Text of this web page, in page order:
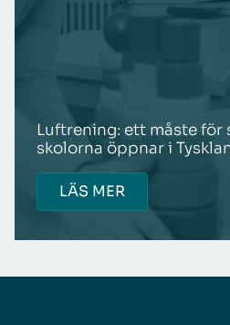
Luftrening: ett måste för
skolorna öppnar i
LÄS MER